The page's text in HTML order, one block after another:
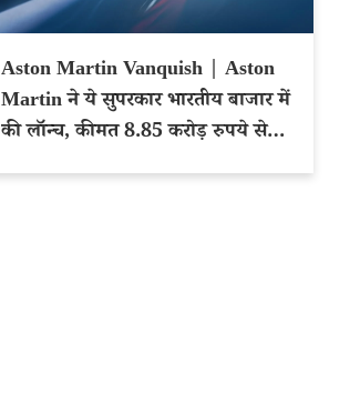
Aston Martin Vanquish | Aston
Martin ने ये सुपरकार भारतीय बाजार में
की लॉन्च, कीमत 8.85 करोड़ रुपये से